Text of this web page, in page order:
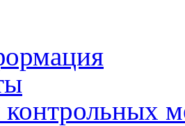
контрольных